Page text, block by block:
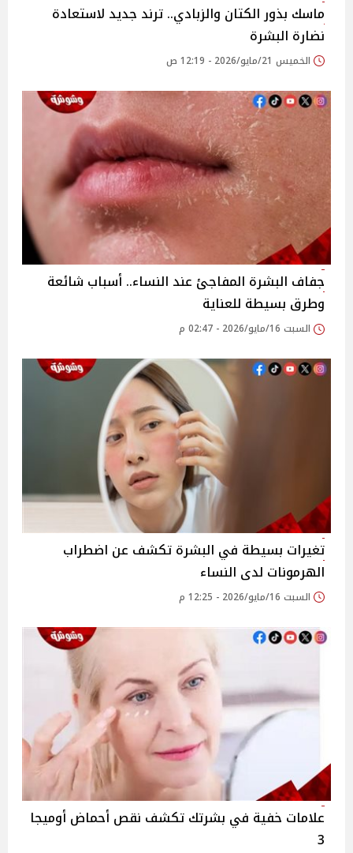
ماسك بذور الكتان والزبادي.. ترند جديد لاستعادة
نضارة البشرة
الخميس 21/مايو/2026 - 12:19 ص
جفاف البشرة المفاجئ عند النساء.. أسباب شائعة
وطرق بسيطة للعناية
السبت 16/مايو/2026 - 02:47 م
تغيرات بسيطة في البشرة تكشف عن اضطراب
الهرمونات لدى النساء
السبت 16/مايو/2026 - 12:25 م
علامات خفية في بشرتك تكشف نقص أحماض أوميجا
3